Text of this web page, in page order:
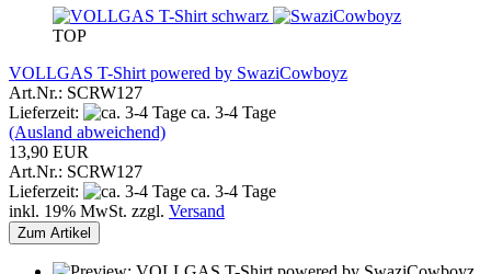
TOP
VOLLGAS T-Shirt powered by SwaziCowboyz
Art.Nr.: SCRW127
Lieferzeit:
ca. 3-4 Tage
(Ausland abweichend)
13,90 EUR
Art.Nr.: SCRW127
Lieferzeit:
ca. 3-4 Tage
inkl. 19% MwSt. zzgl. Versand
Zum Artikel